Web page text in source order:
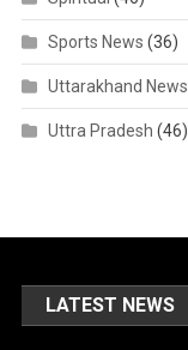
Sports News (36)
Uttarakhand News
Uttra Pradesh (46)
LATEST NEWS